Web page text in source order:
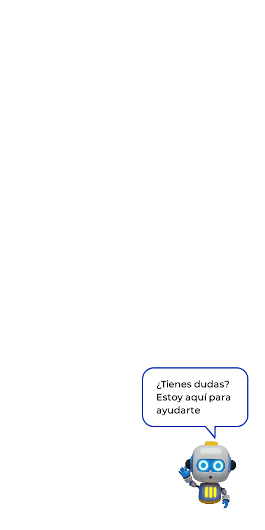
¿Tienes dudas?
Estoy aquí para
ayudarte